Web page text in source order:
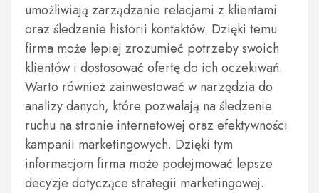
umożliwiają zarządzanie relacjami z klientami
oraz śledzenie historii kontaktów. Dzięki temu
firma może lepiej zrozumieć potrzeby swoich
klientów i dostosować ofertę do ich oczekiwań.
Warto również zainwestować w narzędzia do
analizy danych, które pozwalają na śledzenie
ruchu na stronie internetowej oraz efektywności
kampanii marketingowych. Dzięki tym
informacjom firma może podejmować lepsze
decyzje dotyczące strategii marketingowej.